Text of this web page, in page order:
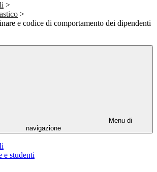
>
>
e codice di comportamento dei dipendenti
Menu di
navigazione
e studenti